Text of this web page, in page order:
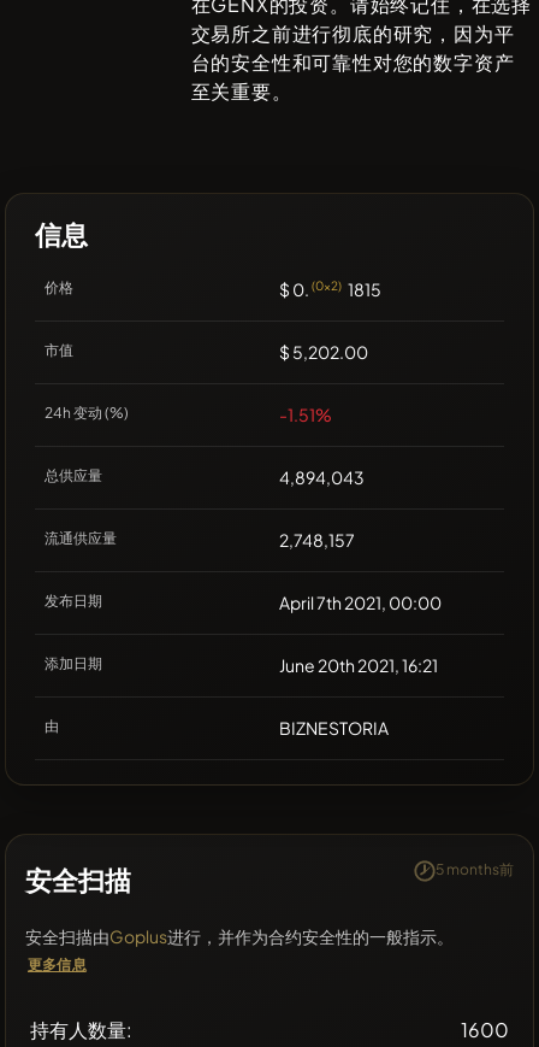
交易所之前进行彻底的研究，因为平
台的安全性和可靠性对您的数字资产
至关重要。
信息
价格 $ 0. (0x2) 1815
市值 $ 5,202.00
24h 变动 (%) -1.51%
总供应量 4,894,043
流通供应量 2,748,157
发布日期 April 7th 2021, 00:00
添加日期 June 20th 2021, 16:21
由 BIZNESTORIA
安全扫描 5 months前
安全扫描由Goplus进行，并作为合约安全性的一般指示。
更多信息
持有人数量: 1600